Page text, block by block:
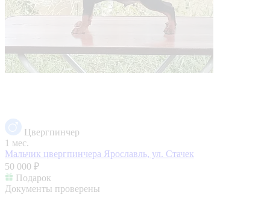
Цвергпинчер
1 мес.
Мальчик цвергпинчера Ярославль, ул. Стачек
50 000 ₽
Подарок
Документы проверены